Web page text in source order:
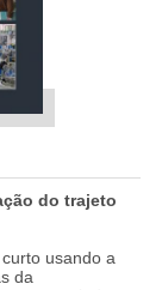
do trajeto
usando a
da